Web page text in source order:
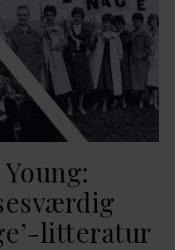
litteratur